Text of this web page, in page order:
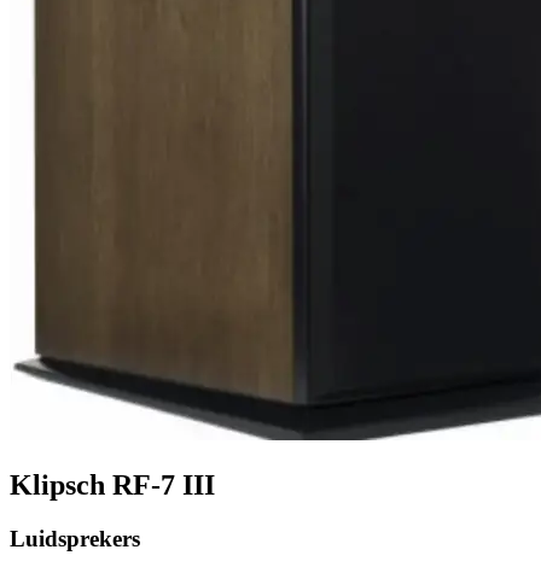
Klipsch RF-7 III
Luidsprekers